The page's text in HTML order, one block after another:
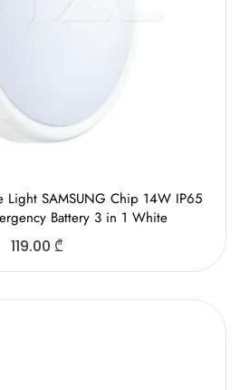
Light SAMSUNG Chip 14W IP65
Battery 3 in 1 White
119.00 ₾